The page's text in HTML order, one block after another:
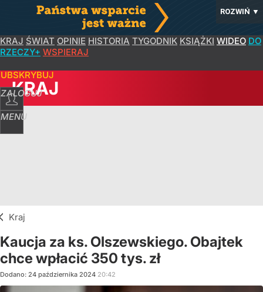
ROZWIŃ ▼
KRAJ ŚWIAT OPINIE HISTORIA TYGODNIK KSIĄŻKI WIDEO DO
RZECZY+ WSPIERAJ
ZALOGUJ
MENU
KRAJ
Kraj
Kaucja za ks. Olszewskiego. Obajtek
chce wpłacić 350 tys. zł
Dodano: 24 października 2024 20:42